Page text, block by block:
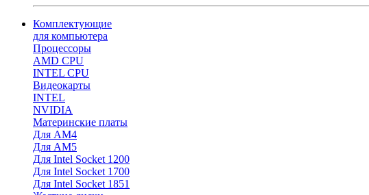
Комплектующие
для компьютера
Процессоры
AMD CPU
INTEL CPU
Видеокарты
INTEL
NVIDIA
Материнские платы
Для AM4
Для AM5
Для Intel Socket 1200
Для Intel Socket 1700
Для Intel Socket 1851